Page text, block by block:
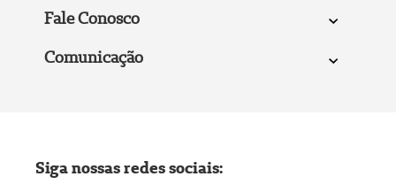
Fale Conosco
Comunicação
Siga nossas redes sociais: